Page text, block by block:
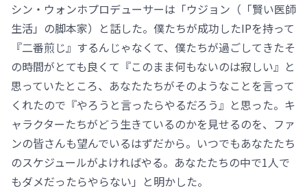
シン・ウォンホプロデューサーは「ウジョン（「賢い医師
生活」の脚本家）と話した。僕たちが成功したIPを持って
『二番煎じ』するんじゃなくて、僕たちが過ごしてきたそ
の時間がとても良くて『このまま何もないのは寂しい』と
思っていたところ、あなたたちがそのようなことを言って
くれたので『やろうと言ったらやるだろう』と思った。キ
ャラクターたちがどう生きているのかを見せるのを、ファ
ンの皆さんも望んでいるはずだから。いつでもあなたたち
のスケジュールがよければやる。あなたたちの中で1人で
もダメだったらやらない」と明かした。